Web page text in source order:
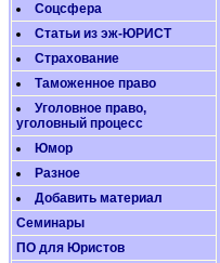
Соцсфера
Статьи из эж-ЮРИСТ
Страхование
Таможенное право
Уголовное право,
уголовный процесс
Юмор
Разное
Добавить материал
Семинары
ПО для Юристов